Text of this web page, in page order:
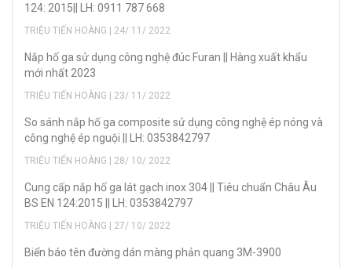
124: 2015|| LH: 0911 787 668
TRIỆU TIẾN HOÀNG | 24/ 11/ 2022
Nắp hố ga sử dụng công nghệ đúc Furan || Hàng xuất khẩu
mới nhất 2023
TRIỆU TIẾN HOÀNG | 23/ 11/ 2022
So sánh nắp hố ga composite sử dụng công nghệ ép nóng và
công nghệ ép nguội || LH: 0353842797
TRIỆU TIẾN HOÀNG | 28/ 10/ 2022
Cung cấp nắp hố ga lát gạch inox 304 || Tiêu chuẩn Châu Âu
BS EN 124:2015 || LH: 0353842797
TRIỆU TIẾN HOÀNG | 27/ 10/ 2022
Biển báo tên đường dán màng phản quang 3M-3900